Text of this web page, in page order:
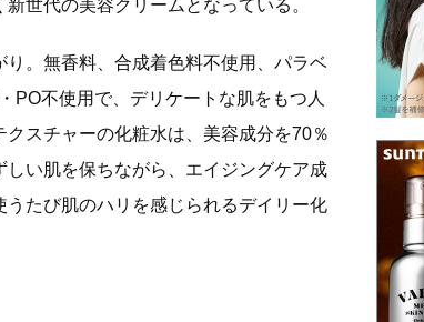
世代の美容クリームとなっている。
。無香料、合成着色料不使用、パラベ
PO不使用で、デリケートな肌をもつ人
スチャーの化粧水は、美容成分を70％
い肌を保ちながら、エイジングケア成
たび肌のハリを感じられるデイリー化